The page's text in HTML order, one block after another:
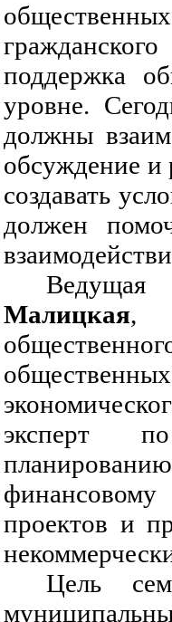
поддержка
уровне.
должны
обсуждение и
создавать
должен
Малицкая,
эксперт
проектов и
Цель